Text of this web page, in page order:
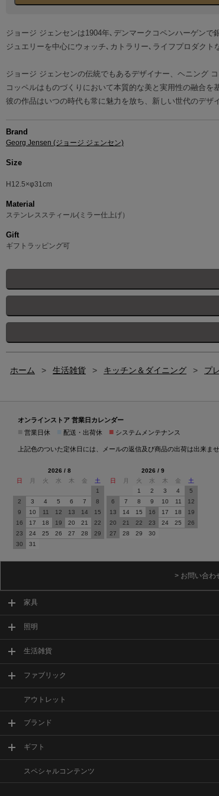
ジョージ ジェンセンは1904年､デンマークコペンハーゲンで
ジュエリーを中心にウォッチ､カトラリー､ライフプロダク
ジョージ ジェンセンの伝統でもあるデザイナー、ヘニング
コッペルはものづくりにおいて本質的な美と実用性の融合
彼の作品はいつの時代も常に魅力を放ち、新しい世代のデザ
Brand
Georg Jensen (ジョージ ジェンセン)
Size
H12.5×φ31cm
Material
ステンレススティール(ミラー仕上げ）
Gift
ギフトラッピング可
ホーム > 生活雑貨 > キッチン＆ダイニング > プ
オンラインストア 営業日カレンダー
営業日休 配送・出荷休 ■ システムメンテナンス
上記色のついた定休日には、メールの返信及び商品の出荷は出来ま
2026 / 8
日
月 火 水 木 金
土
1
2
3 4 5 6 7
8
9
10 11 12 13 14
15
16
17 18 19 20 21
22
23
24 25 26 27 28
29
30
31
2026 / 9
日
月 火 水 木 金
土
1
2 3 4
5
6
7 8 9 10 11
12
13
14 15 16 17 18
19
20
21 22 23 24 25
26
27
28 29 30
> お問い合わ
家具
照明
生活雑貨
ファブリック
アウトレット
ブランド
ギフト
スペシャルコンテンツ